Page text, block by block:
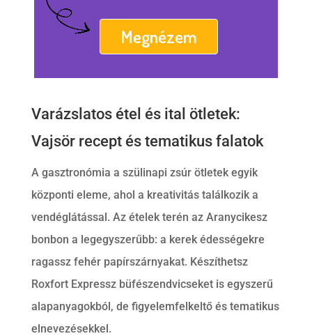
Megnézem
Varázslatos étel és ital ötletek:
Vajsör recept és tematikus falatok
A gasztronómia a szülinapi zsúr ötletek egyik
központi eleme, ahol a kreativitás találkozik a
vendéglátással. Az ételek terén az Aranycikesz
bonbon a legegyszerűbb: a kerek édességekre
ragassz fehér papírszárnyakat. Készíthetsz
Roxfort Expressz büfészendvicseket is egyszerű
alapanyagokból, de figyelemfelkeltő és tematikus
elnevezésekkel.